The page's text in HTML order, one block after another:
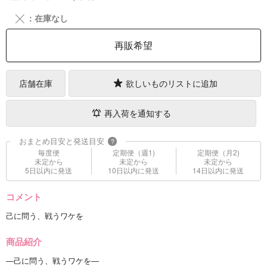
╳ ：在庫なし
再販希望
店舗在庫 欲しいものリストに追加
再入荷を通知する
おまとめ目安と発送目安 ?
毎度便
未定から
5日以内に発送
定期便（週1)
未定から
10日以内に発送
定期便（月2)
未定から
14日以内に発送
コメント
己に問う、戦うワケを
商品紹介
―己に問う、戦うワケを―